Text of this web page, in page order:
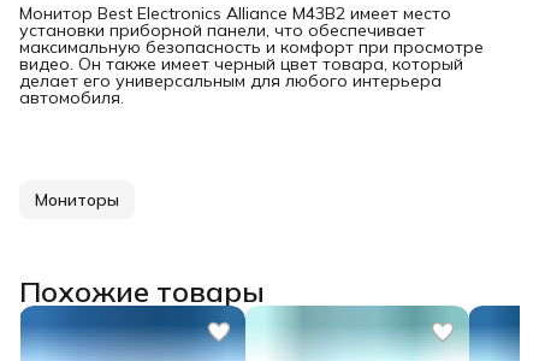
Монитор Best Electronics Alliance M43B2 имеет место
установки приборной панели, что обеспечивает
максимальную безопасность и комфорт при просмотре
видео. Он также имеет черный цвет товара, который
делает его универсальным для любого интерьера
автомобиля.
Мониторы
Похожие товары